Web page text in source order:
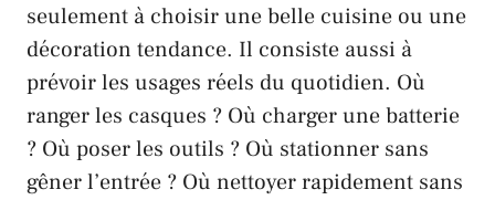
seulement à choisir une belle cuisine ou une
décoration tendance. Il consiste aussi à
prévoir les usages réels du quotidien. Où
ranger les casques ? Où charger une batterie
? Où poser les outils ? Où stationner sans
gêner l’entrée ? Où nettoyer rapidement sans